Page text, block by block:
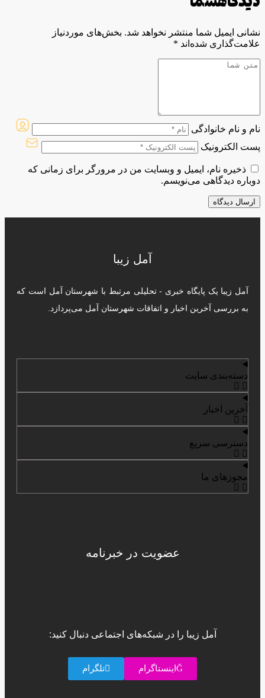
نشانی ایمیل شما منتشر نخواهد شد. بخش‌های موردنیاز
علامت‌گذاری شده‌اند *
نام و نام خانوادگی
پست الکترونیک
ذخیره نام، ایمیل و وبسایت من در مرورگر برای زمانی که
دوباره دیدگاهی می‌نویسم.
آمل زیبا
آمل زیبا یک پایگاه خبری - تحلیلی مرتبط با شهرستان آمل است که
به بررسی آخرین اخبار و اتفاقات شهرستان آمل می‌پردازد.
دسته‌بندی سایت
آخرین اخبار
دسترسی سریع
مجوزهای ما
عضویت در خبرنامه
آمل زیبا را در شبکه‌های اجتماعی دنبال کنید:
اینستاگرام تلگرام